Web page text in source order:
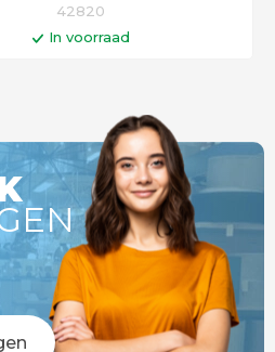
42820
In voorraad
voor 14:00 uur besteld =
vandaag verstuurd!